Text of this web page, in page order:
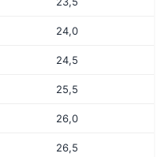
24,0
24,5
25,5
26,0
26,5